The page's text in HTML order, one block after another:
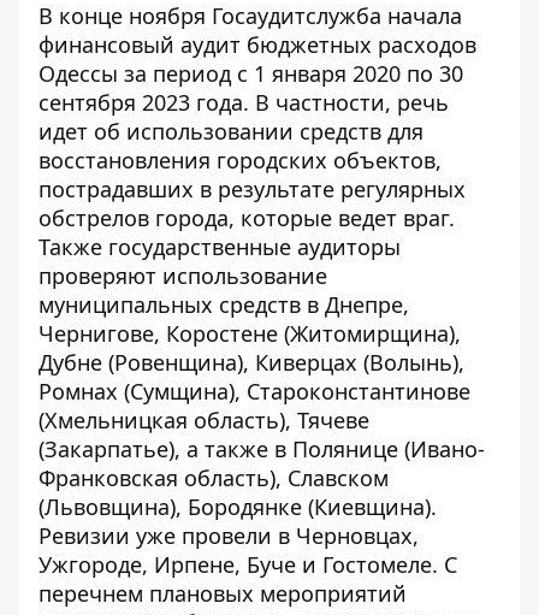
В конце ноября Госаудитслужба начала
финансовый аудит бюджетных расходов
Одессы за период с 1 января 2020 по 30
сентября 2023 года. В частности, речь
идет об использовании средств для
восстановления городских объектов,
пострадавших в результате регулярных
обстрелов города, которые ведет враг.
Также государственные аудиторы
проверяют использование
муниципальных средств в Днепре,
Чернигове, Коростене (Житомирщина),
Дубне (Ровенщина), Киверцах (Волынь),
Ромнах (Сумщина), Староконстантинове
(Хмельницкая область), Тячеве
(Закарпатье), а также в Полянице (Ивано-
Франковская область), Славском
(Львовщина), Бородянке (Киевщина).
Ревизии уже провели в Черновцах,
Ужгороде, Ирпене, Буче и Гостомеле. С
перечнем плановых мероприятий